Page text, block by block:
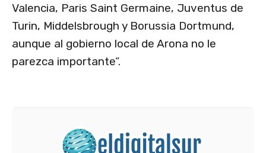
Valencia, Paris Saint Germaine, Juventus de
Turin, Middelsbrough y Borussia Dortmund,
aunque al gobierno local de Arona no le
parezca importante”.